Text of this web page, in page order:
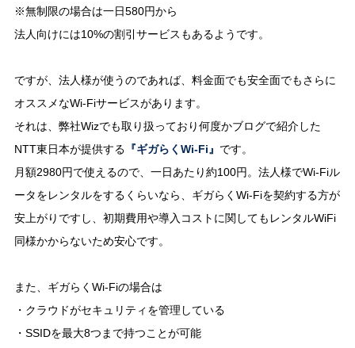
※無制限の場合は一日580円から
法人向けには10%の割引サービスもあるようです。
ですが、法人様が使うのであれば、料金面でも安全面でもさらに
オススメなWi-Fiサービスがあります。
それは、弊社Wizでも取り扱っており何度かブログで紹介した
NTT東日本が提供する 『ギガらくWi-Fi』 です。
月額2980円で使えるので、一日あたり約100円。法人様でWi-Fiル
ータをレンタルをするくらいなら、ギガらくWi-Fiを契約する方が
安上がりですし、初期費用や導入コストに関してもレンタルWiFi
同様かからないため安心です。
また、ギガらくWi-Fiの場合は
・クラウドがセキュリティを管理している
・SSIDを最大8つまで持つことが可能